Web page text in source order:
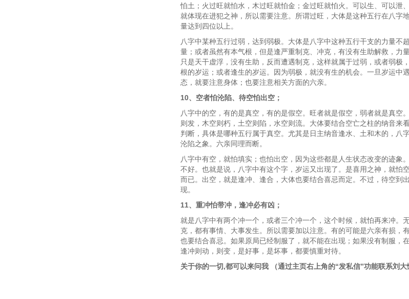
怕土；火过旺就怕水，木过旺就怕金；金过旺就怕火。可以生、可以泄
就体现在进犯之神，所以需要注意。所谓过旺，大体是这种五行在八字
量达到四位以上。
八字中某种五行过弱，达到弱极。大体是八字中这种五行干支的力量不
量；或者虽然有本气根，但是逢严重制克、冲克，有没有生助解救，力
只是天干虚浮，没有生助，反而遭遇制克，这样就属于过弱，或者弱极
根的岁运；或者逢生的岁运。因为弱极，就没有生的机会。一旦岁运中
态，就要注意身体；也要注意相关方面的六亲。
10、空者怕沦陷、待空怕出空；
八字中的空，有的是真空，有的是假空。旺者就是假空，弱者就是真空
则发，木空则朽，土空则陷，水空则流。大体要结合空亡之柱的纳音来
判断，具体是哪种五行属于真空。尤其是日主纳音逢水、土和木的，八
沦陷之象。六亲同理而断。
八字中有空，就怕填实；也怕出空，因为这些都是人生状态改变的迹象
不好。也就是说，八字中有这个字，岁运又出现了。是喜用之神，就怕
而已。出空，就是逢冲、逢合，大体也要结合喜忌而定。不过，待空到
现。
11、重冲怕带冲，逢冲必有凶；
就是八字中有两个冲一个，或者三个冲一个，这个时候，就怕再来冲。
克，都有事情、大事发生。所以需要加以注意。有的可能是六亲有损，
也要结合喜忌。如果原局已经制服了，就不能在出现；如果没有制服，
逢冲则动，则变，是好事，是坏事，都要慎重对待。
关于你的一切,都可以来问我 （通过主页右上角的“发私信”功能联系刘大